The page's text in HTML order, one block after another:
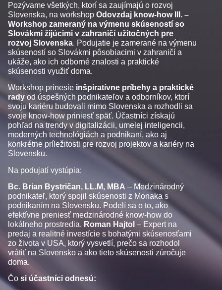
Pozývame všetkých, ktorí sa zaujímajú o rozvoj
Slovenska, na workshop Odovzdaj know-how III. –
Workshop zameraný na výmenu skúseností so
Slovákmi žijúcimi v zahraničí užitočných pre
rozvoj Slovenska. Podujatie je zamerané na výmenu
skúseností so Slovákmi pôsobiacimi v zahraničí a
ukáže, ako ich odborné znalosti a praktické
skúsenosti využiť doma.
Workshop prinesie inšpiratívne príbehy a praktické
rady od úspešných podnikateľov a odborníkov, ktorí
svoju kariéru budovali mimo Slovenska a rozhodli sa
svoje know-how priniesť späť. Účastníci získajú
pohľad na trendy v digitalizácii, umelej inteligencii,
moderných technológiách a podnikaní, ako aj
konkrétne príležitosti pre rozvoj projektov a kariéry na
Slovensku.
Na podujatí vystúpia:
Bc. Brian Bystričan, LL.M, MBA – Medzinárodný
podnikateľ, ktorý spojil skúsenosti z Monaka s
podnikaním na Slovensku. Podelí sa o to, ako
efektívne preniesť medzinárodné know-how do
lokálneho prostredia. Roman Hajtol – Expert na
predaj a realitné investície s bohatými skúsenosťami
zo života v USA, ktorý vysvetlí, prečo sa rozhodol
vrátiť na Slovensko a ako tieto skúsenosti zúročuje
doma.
Čo si účastníci odnesú: